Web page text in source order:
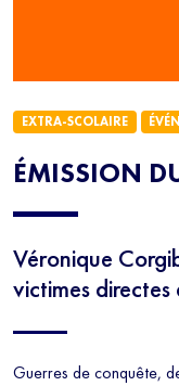
ÉMISSION
Véronique
victimes directes
Guerres de conquête,
EXTRA-SCOLAIRE
Inscrivez-vous à notre
recevoir régulièrement